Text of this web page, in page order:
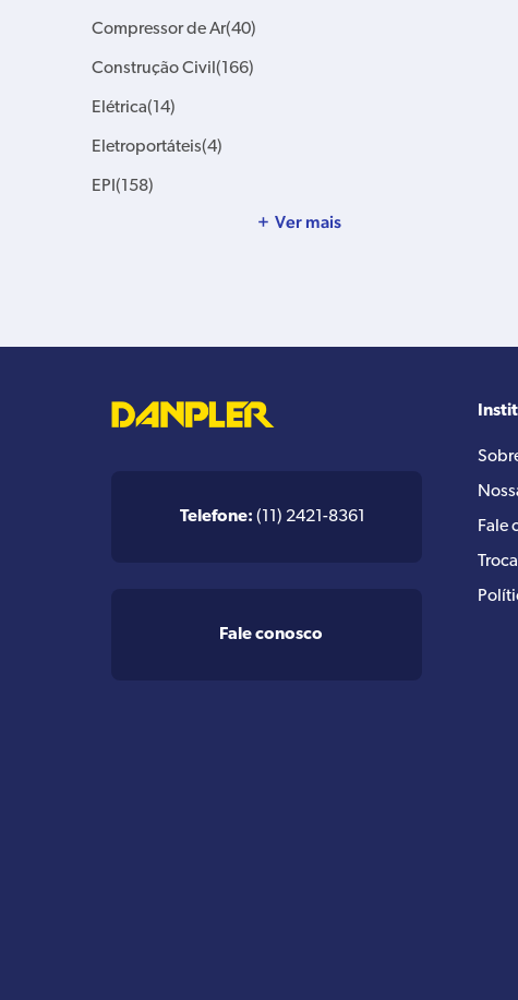
Compressor de Ar(40)
Construção Civil (166)
Elétrica(14)
Eletroportáteis(4)
EPI (158)
Ver mais
Telefone: (11) 2421-8361
Fale conosco
Fale